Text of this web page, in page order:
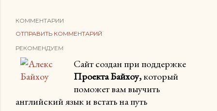
КОММЕНТАРИИ
ОТПРАВИТЬ КОММЕНТАРИЙ
РЕКОМЕНДУЕМ
Сайт создан при поддержке
Проекта Байхоу,который
поможет вам выучить
английский язык и встать на путь